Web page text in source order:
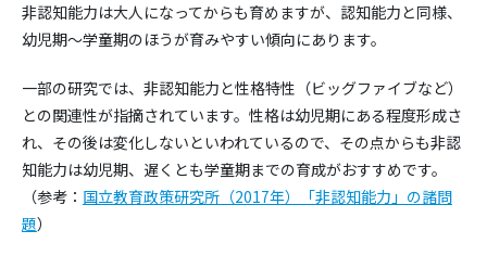
非認知能力は大人になってからも育めますが、認知能力と同様、
幼児期～学童期のほうが育みやすい傾向にあります。
一部の研究では、非認知能力と性格特性（ビッグファイブなど）
との関連性が指摘されています。性格は幼児期にある程度形成さ
れ、その後は変化しないといわれているので、その点からも非認
知能力は幼児期、遅くとも学童期までの育成がおすすめです。
（参考： 国立教育政策研究所（2017年）「非認知能力」の諸問
題）